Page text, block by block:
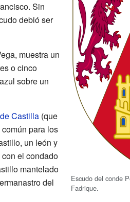
Escudo del conde
Fadrique.
Sin
debió ser
muestra un
o cinco
sobre un
Castilla(que
para los
un león y
el condado
mantelado
del